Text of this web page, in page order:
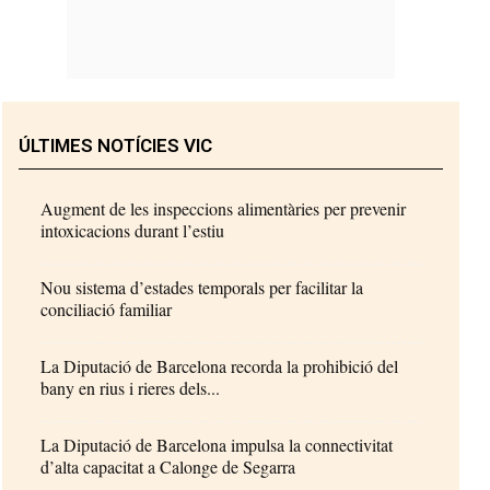
ÚLTIMES NOTÍCIES VIC
Augment de les inspeccions alimentàries per prevenir
intoxicacions durant l’estiu
Nou sistema d’estades temporals per facilitar la
conciliació familiar
La Diputació de Barcelona recorda la prohibició del
bany en rius i rieres dels...
La Diputació de Barcelona impulsa la connectivitat
d’alta capacitat a Calonge de Segarra